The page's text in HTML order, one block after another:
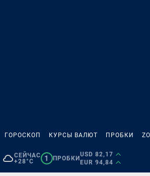
ГОРОСКОП КУРСЫ ВАЛЮТ ПРОБКИ
СЕЙЧАС
+28°C
1 ПРОБКИ
USD 82,17
EUR 94,84